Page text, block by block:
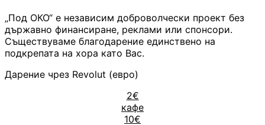
„Под ОКО“ е независим доброволчески проект без
държавно финансиране, реклами или спонсори.
Съществуваме благодарение единствено на
подкрепата на хора като Вас.
Дарение чрез Revolut (евро)
2€
кафе
10€